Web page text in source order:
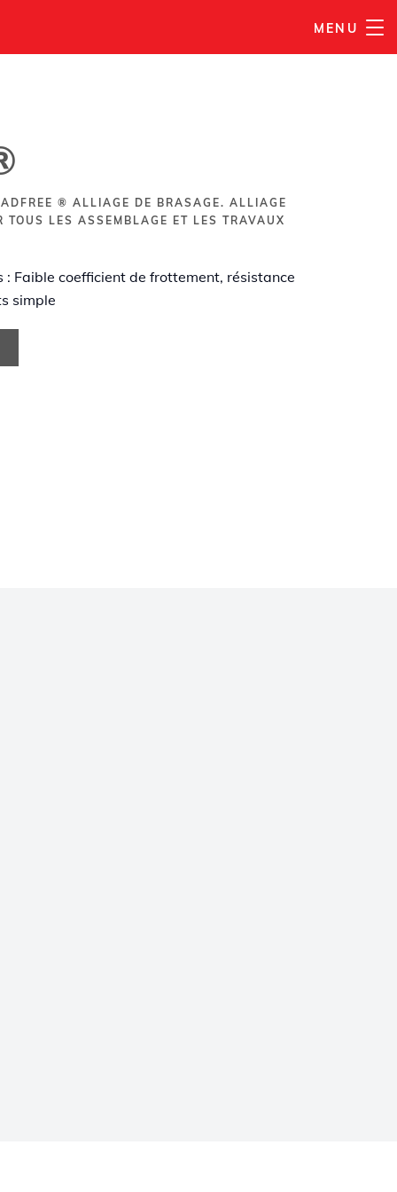
MENU
® ALLIAGE DE BRASAGE. ALLIAGE
TOUS LES ASSEMBLAGE ET LES TRAVAUX
Faible coefficient de frottement, résistance
simple